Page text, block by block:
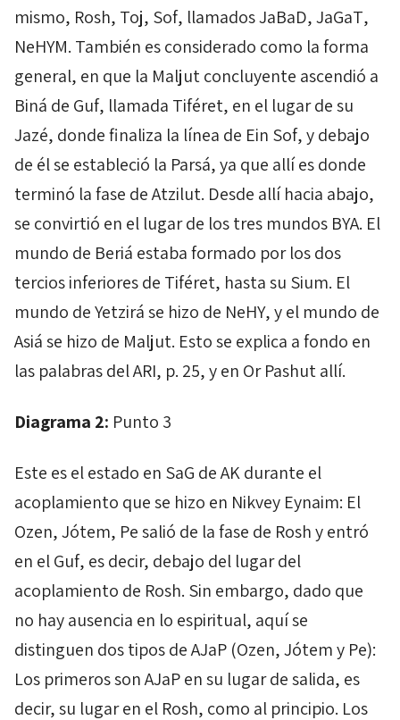
mismo, Rosh, Toj, Sof, llamadosJaBaD,JaGaT,
NeHYM. También es considerado como la forma
general, en que la Maljutconcluyente ascendió a
Biná de Guf, llamada Tiféret, en el lugar de su
Jazé, donde finaliza la línea de Ein Sof, y debajo
de él se estableció la Parsá, ya que allí es donde
terminó la fase deAtzilut. Desde allí hacia abajo,
se convirtió en el lugar de los tres mundos BYA. El
mundo de Beriá estaba formado por los dos
tercios inferiores de Tiféret, hasta su Sium. El
mundo deYetziráse hizo de NeHY, y el mundo de
Asiáse hizo de Maljut. Esto se explica a fondo en
las palabras del ARI, p. 25, y en Or Pashutallí.
Diagrama 2: Punto 3
Este es el estado en SaG deAKdurante el
acoplamiento que se hizo en Nikvey Eynaim: El
Ozen,Jótem, Pesalió de la fase de Roshy entró
en elGuf, es decir, debajo del lugar del
acoplamiento de Rosh. Sin embargo, dado que
no hay ausencia en lo espiritual, aquí se
distinguen dos tipos deAJaP (Ozen,Jótemy Pe):
Los primeros sonAJaPen su lugar de salida, es
decir, su lugar en el Rosh, como al principio. Los